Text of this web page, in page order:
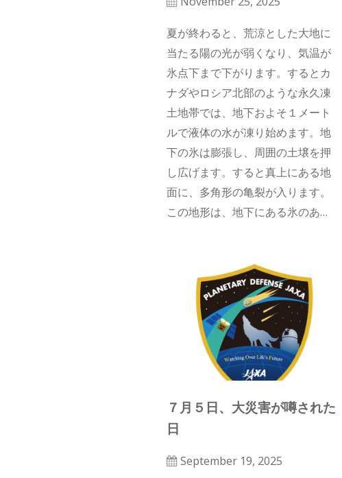
夏が終わると、荒涼とした大地に
当たる陽の光が弱くなり、気温が
氷点下まで下がります。するとカ
ナダやロシア北部のような永久凍
土地帯では、地下およそ１メート
ルで液体の水が凍り始めます。地
下の氷は膨張し、周囲の土壌を押
し広げます。すると真上にある地
面に、多角形の亀裂が入ります。
この地形は、地下にある氷のあり
７月５日、大災害が噂された
日
September 19, 2025